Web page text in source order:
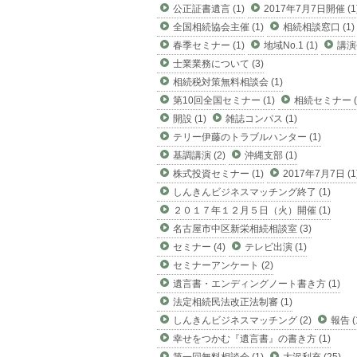
公正証書遺言 (1)
2017年7月7日開催
全国相続協会主催 (1)
相続相談窓口 (1)
春季セミナー (1)
地域No.1 (1)
講
士業業務について (3)
相続税対策無料相談会 (1)
第10回全国セミナー (1)
相続セミナー
開設 (1)
雑誌コンパス (1)
テリー伊藤のトラブルハンター (1)
基調講演 (2)
沖縄支部 (1)
株式投資セミナー (1)
2017年7月7日
しんきんビジネスマッチング終了 (1)
２０１７年１２月５日（火）開催 (1)
名古屋市中区新栄相続相談室 (3)
セミナー (4)
テレビ出演 (1)
セミナーアンケート (2)
遺言書・エンディングノート書き方 (1)
法定相続民法改正法制審 (1)
しんきんビジネスマッチング (2)
報告
幸せをつかむ『遺言書』の書き方 (1)